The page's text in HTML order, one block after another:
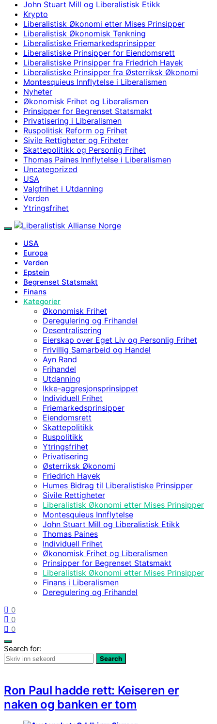
John Stuart Mill og Liberalistisk Etikk
Krypto
Liberalistisk Økonomi etter Mises Prinsipper
Liberalistisk Økonomisk Tenkning
Liberalistiske Friemarkedsprinsipper
Liberalistiske Prinsipper for Eiendomsrett
Liberalistiske Prinsipper fra Friedrich Hayek
Liberalistiske Prinsipper fra Østerriksk Økonomi
Montesquieus Innflytelse i Liberalismen
Nyheter
Økonomisk Frihet og Liberalismen
Prinsipper for Begrenset Statsmakt
Privatisering i Liberalismen
Ruspolitisk Reform og Frihet
Sivile Rettigheter og Friheter
Skattepolitikk og Personlig Frihet
Thomas Paines Innflytelse i Liberalismen
Uncategorized
USA
Valgfrihet i Utdanning
Verden
Ytringsfrihet
USA
Europa
Verden
Epstein
Begrenset Statsmakt
Finans
Kategorier
Økonomisk Frihet
Deregulering og Frihandel
Desentralisering
Eierskap over Eget Liv og Personlig Frihet
Frivillig Samarbeid og Handel
Ayn Rand
Frihandel
Utdanning
Ikke-aggresjonsprinsippet
Individuell Frihet
Friemarkedsprinsipper
Eiendomsrett
Skattepolitikk
Ruspolitikk
Ytringsfrihet
Privatisering
Østerriksk Økonomi
Friedrich Hayek
Humes Bidrag til Liberalistiske Prinsipper
Sivile Rettigheter
Liberalistisk Økonomi etter Mises Prinsipper
Montesquieus Innflytelse
John Stuart Mill og Liberalistisk Etikk
Thomas Paines
Individuell Frihet
Økonomisk Frihet og Liberalismen
Prinsipper for Begrenset Statsmakt
Liberalistisk Økonomi etter Mises Prinsipper
Finans i Liberalismen
Deregulering og Frihandel
0
0
0
Search for:
Search
Ron Paul hadde rett: Keiseren er
naken og banken er tom